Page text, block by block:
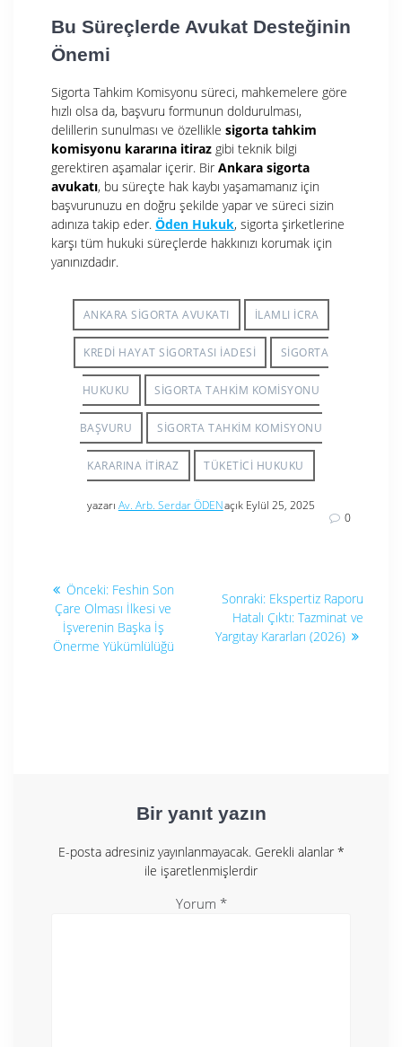
Bu Süreçlerde Avukat Desteğinin
Önemi
Sigorta Tahkim Komisyonu süreci, mahkemelere göre
hızlı olsa da, başvuru formunun doldurulması,
delillerin sunulması ve özellikle sigorta tahkim
komisyonu kararına itiraz gibi teknik bilgi
gerektiren aşamalar içerir. Bir Ankara sigorta
avukatı, bu süreçte hak kaybı yaşamamanız için
başvurunuzu en doğru şekilde yapar ve süreci sizin
adınıza takip eder. Öden Hukuk, sigorta şirketlerine
karşı tüm hukuki süreçlerde hakkınızı korumak için
yanınızdadır.
ANKARA SIGORTA AVUKATI ILAMLI ICRA
KREDI HAYAT SIGORTASI İADESI SIGORTA
HUKUKU SIGORTA TAHKIM KOMISYONU
BAŞVURU SIGORTA TAHKIM KOMISYONU
KARARINA ITIRAZ TÜKETICI HUKUKU
yazarı Av. Arb. Serdar ÖDENaçık Eylül 25, 2025
0
Yazı
gezinmesi
Önceki: Önceki
yazı:
Feshin Son
Çare Olması İlkesi ve
İşverenin Başka İş
Önerme Yükümlülüğü
Sonraki: Sonraki
yazı:
Ekspertiz Raporu
Hatalı Çıktı: Tazminat ve
Yargıtay Kararları (2026)
Bir yanıt yazın
E-posta adresiniz yayınlanmayacak. Gerekli alanlar *
ile işaretlenmişlerdir
Yorum *